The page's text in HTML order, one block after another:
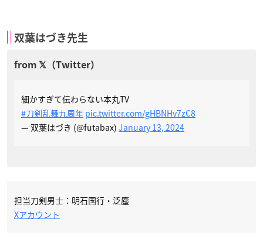
双葉はづき先生
細かすぎて伝わらない本丸TV
#刀剣乱舞九周年 pic.twitter.com/gHBNHv7zC8
— 双葉はづき (@futabax) January 13, 2024
担当刀剣男士：明石国行・泛塵
Xアカウント